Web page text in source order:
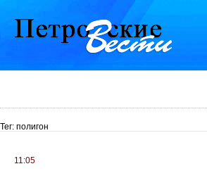
Тег: полигон
11:05